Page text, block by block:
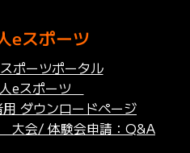
eスポーツ
ポーツポータル
eスポーツ
ダウンロードページ
大会/ 体験会申請：Q&A